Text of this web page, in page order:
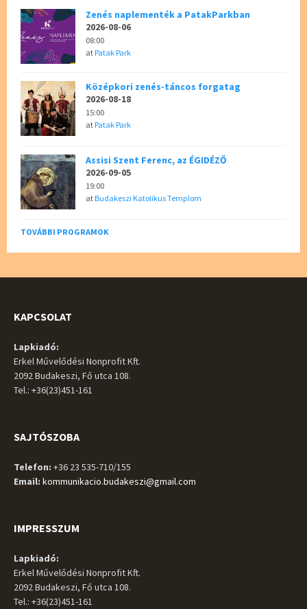
Zenés naplementék a PatakParkban
2026-08-06
08:00
atPatak Park
Középkori zenés-táncos forgatag
2026-08-18
15:00
atPatak Park
Assisi Szent Ferenc, az ÉGIDÉZŐ
2026-09-05
19:00
atBudakeszi Katolikus Templom
TOVÁBBI PROGRAMOK
KAPCSOLAT
Lapkiadó:
Erkel Művelődési Nonprofit Kft.
2092 Budakeszi, Fő utca 108.
Tel.: +36(23)451-161
SAJTÓSZOBA
Telefon: +36 23 535-710/155
Email: kommunikacio.budakeszi@gmail.com
IMPRESSZUM
Lapkiadó:
Erkel Művelődési Nonprofit Kft.
2092 Budakeszi, Fő utca 108.
Tel.: +36(23)451-161